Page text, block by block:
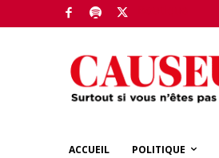
ACCUEIL POLITIQUE